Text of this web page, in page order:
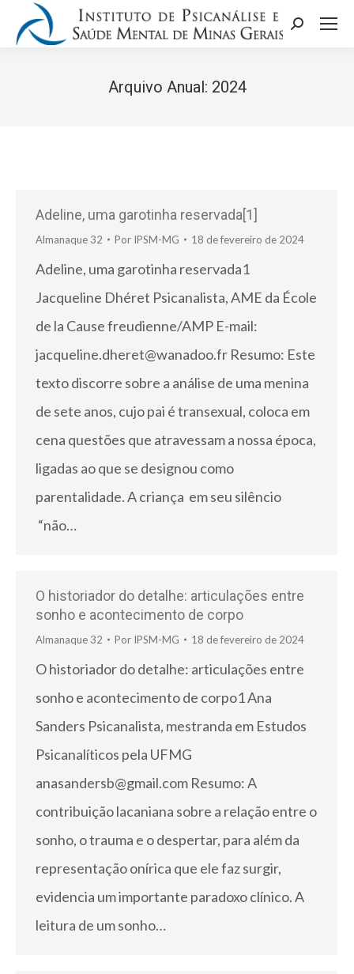
Search:
Arquivo Anual: 2024
Adeline, uma garotinha reservada[1]
Almanaque 32 Por IPSM-MG 18 de fevereiro de 2024
Adeline, uma garotinha reservada1
Jacqueline Dhéret Psicanalista, AME da École
de la Cause freudienne/AMP E-mail:
jacqueline.dheret@wanadoo.fr Resumo: Este
texto discorre sobre a análise de uma menina
de sete anos, cujo pai é transexual, coloca em
cena questões que atravessam a nossa época,
ligadas ao que se designou como
parentalidade. A criança em seu silêncio
“não…
O historiador do detalhe: articulações entre
sonho e acontecimento de corpo
Almanaque 32 Por IPSM-MG 18 de fevereiro de 2024
O historiador do detalhe: articulações entre
sonho e acontecimento de corpo1 Ana
Sanders Psicanalista, mestranda em Estudos
Psicanalíticos pela UFMG
anasandersb@gmail.com Resumo: A
contribuição lacaniana sobre a relação entre o
sonho, o trauma e o despertar, para além da
representação onírica que ele faz surgir,
evidencia um importante paradoxo clínico. A
leitura de um sonho…